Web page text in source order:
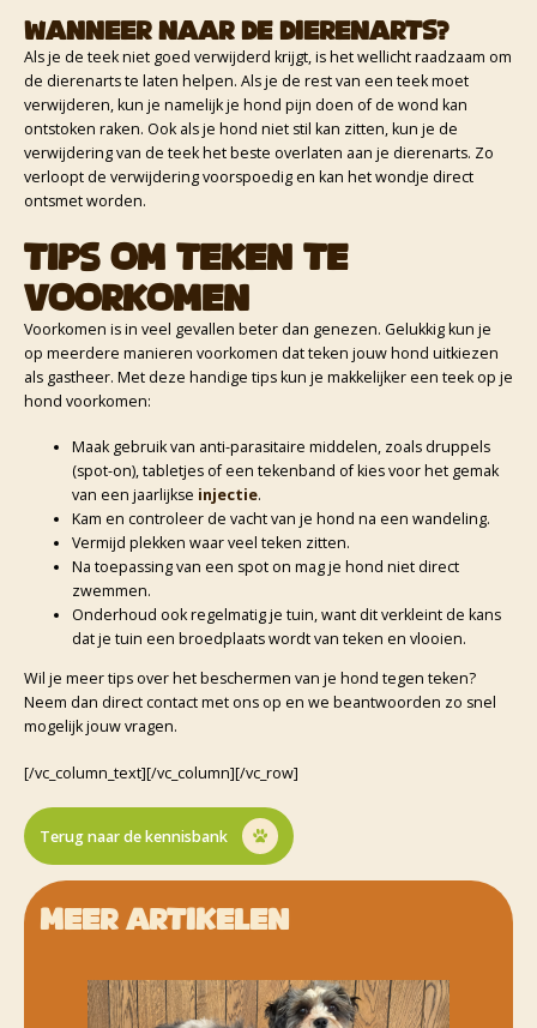
Wanneer naar de dierenarts?
Als je de teek niet goed verwijderd krijgt, is het wellicht raadzaam om
de dierenarts te laten helpen. Als je de rest van een teek moet
verwijderen, kun je namelijk je hond pijn doen of de wond kan
ontstoken raken. Ook als je hond niet stil kan zitten, kun je de
verwijdering van de teek het beste overlaten aan je dierenarts. Zo
verloopt de verwijdering voorspoedig en kan het wondje direct
ontsmet worden.
Tips om teken te
voorkomen
Voorkomen is in veel gevallen beter dan genezen. Gelukkig kun je
op meerdere manieren voorkomen dat teken jouw hond uitkiezen
als gastheer. Met deze handige tips kun je makkelijker een teek op je
hond voorkomen:
Maak gebruik van anti-parasitaire middelen, zoals druppels
(spot-on), tabletjes of een tekenband of kies voor het gemak
van een jaarlijkse injectie.
Kam en controleer de vacht van je hond na een wandeling.
Vermijd plekken waar veel teken zitten.
Na toepassing van een spot on mag je hond niet direct
zwemmen.
Onderhoud ook regelmatig je tuin, want dit verkleint de kans
dat je tuin een broedplaats wordt van teken en vlooien.
Wil je meer tips over het beschermen van je hond tegen teken?
Neem dan direct contact met ons op en we beantwoorden zo snel
mogelijk jouw vragen.
[/vc_column_text][/vc_column][/vc_row]
Terug naar de kennisbank
Meer artikelen